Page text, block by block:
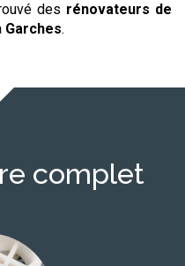
des rénovateurs de
Garches.
complet